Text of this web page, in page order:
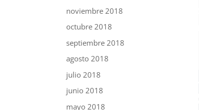
noviembre 2018
octubre 2018
septiembre 2018
agosto 2018
julio 2018
junio 2018
mayo 2018